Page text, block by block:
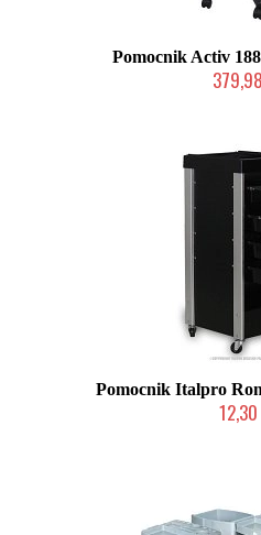
Pomocnik Activ
Pomocnik Italpro
12,30